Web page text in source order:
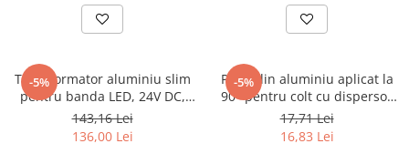
Relee monitorizare
Separatoare si sigurante fuzibile
Separatoare de sarcina
-5%
Transformator aluminiu slim
pentru banda LED, 24V DC,
400W, IP20, 223x68x43, 200-
240V, Eurolamp
143,16 Lei
136,00 Lei
-5%
Profil din aluminiu aplicat la
90° pentru colt cu dispersor
mat pentru banda LED, L-2M,
16x16mm, Eurolamp
17,71 Lei
16,83 Lei